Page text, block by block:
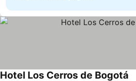
Hotel Los Cerros de Bogotá